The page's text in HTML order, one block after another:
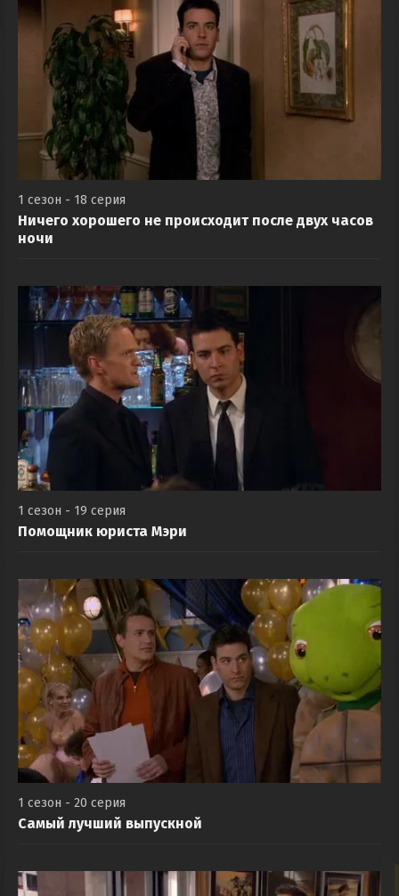
1 сезон - 18 серия
Ничего хорошего не происходит после двух часов
ночи
1 сезон - 19 серия
Помощник юриста Мэри
1 сезон - 20 серия
Самый лучший выпускной